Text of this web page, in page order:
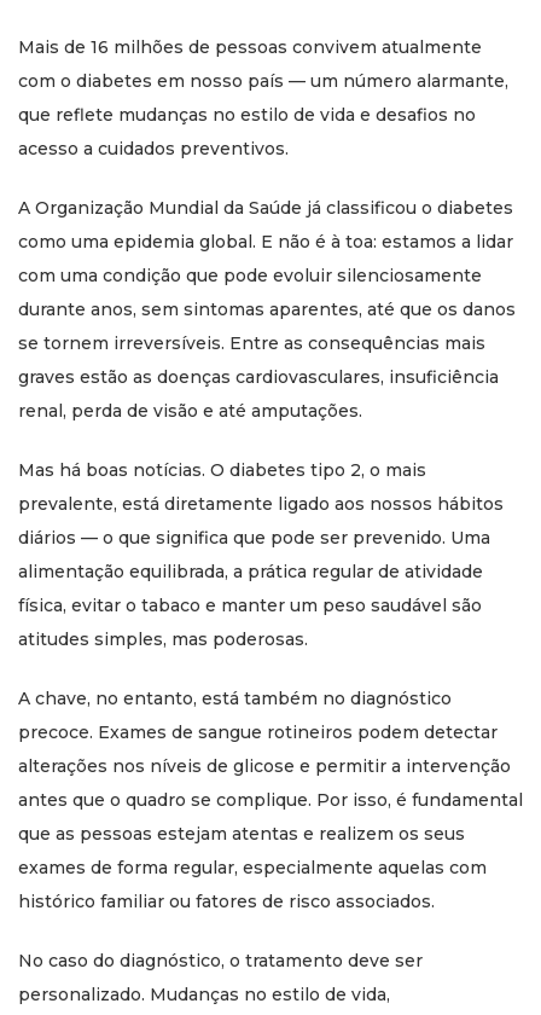
Mais de 16 milhões de pessoas convivem atualmente
com o diabetes em nosso país — um número alarmante,
que reflete mudanças no estilo de vida e desafios no
acesso a cuidados preventivos.
A Organização Mundial da Saúde já classificou o diabetes
como uma epidemia global. E não é à toa: estamos a lidar
com uma condição que pode evoluir silenciosamente
durante anos, sem sintomas aparentes, até que os danos
se tornem irreversíveis. Entre as consequências mais
graves estão as doenças cardiovasculares, insuficiência
renal, perda de visão e até amputações.
Mas há boas notícias. O diabetes tipo 2, o mais
prevalente, está diretamente ligado aos nossos hábitos
diários — o que significa que pode ser prevenido. Uma
alimentação equilibrada, a prática regular de atividade
física, evitar o tabaco e manter um peso saudável são
atitudes simples, mas poderosas.
A chave, no entanto, está também no diagnóstico
precoce. Exames de sangue rotineiros podem detectar
alterações nos níveis de glicose e permitir a intervenção
antes que o quadro se complique. Por isso, é fundamental
que as pessoas estejam atentas e realizem os seus
exames de forma regular, especialmente aquelas com
histórico familiar ou fatores de risco associados.
No caso do diagnóstico, o tratamento deve ser
personalizado. Mudanças no estilo de vida,